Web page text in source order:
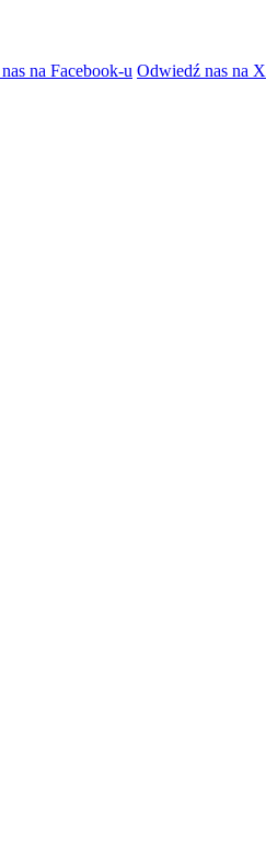
na Facebook-u Odwiedź nas na X